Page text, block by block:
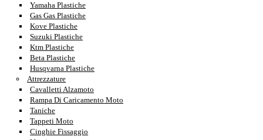
Yamaha Plastiche
Gas Gas Plastiche
Kove Plastiche
Suzuki Plastiche
Ktm Plastiche
Beta Plastiche
Husqvarna Plastiche
Attrezzature
Cavalletti Alzamoto
Rampa Di Caricamento Moto
Taniche
Tappeti Moto
Cinghie Fissaggio